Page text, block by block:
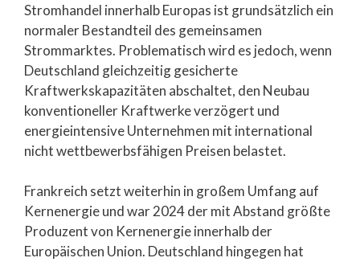
Stromhandel innerhalb Europas ist grundsätzlich ein
normaler Bestandteil des gemeinsamen
Strommarktes. Problematisch wird es jedoch, wenn
Deutschland gleichzeitig gesicherte
Kraftwerkskapazitäten abschaltet, den Neubau
konventioneller Kraftwerke verzögert und
energieintensive Unternehmen mit international
nicht wettbewerbsfähigen Preisen belastet.
Frankreich setzt weiterhin in großem Umfang auf
Kernenergie und war 2024 der mit Abstand größte
Produzent von Kernenergie innerhalb der
Europäischen Union. Deutschland hingegen hat